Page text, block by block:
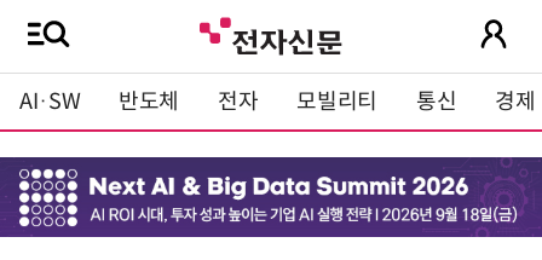
AI·SW 반도체 전자 모빌리티 통신 경제